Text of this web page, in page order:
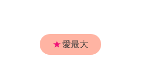
★愛最大